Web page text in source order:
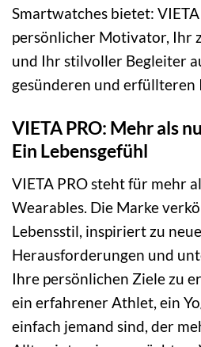
Smartwatches bietet:
persönlicher Motivator, Ihr
und Ihr stilvoller Begleiter
gesünderen und erfüllteren
VIETA PRO: Mehr als
Ein Lebensgefühl
VIETA PRO steht für mehr
Wearables. Die Marke
Lebensstil, inspiriert zu
Herausforderungen und
Ihre persönlichen Ziele zu
ein erfahrener Athlet, ein
einfach jemand sind, der